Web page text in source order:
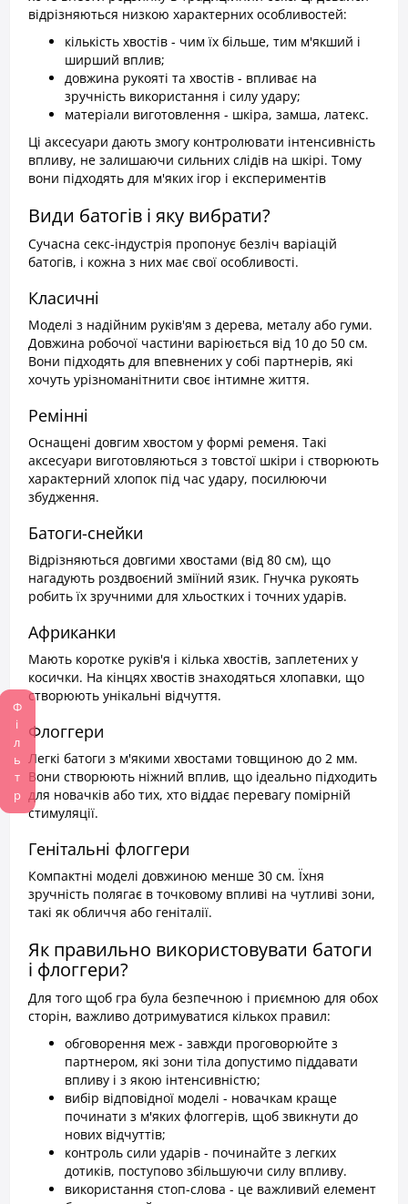
Фільтр
відрізняються низкою характерних особливостей:
кількість хвостів - чим їх більше, тим м'якший і
ширший вплив;
довжина рукояті та хвостів - впливає на
зручність використання і силу удару;
матеріали виготовлення - шкіра, замша, латекс.
Ці аксесуари дають змогу контролювати інтенсивність
впливу, не залишаючи сильних слідів на шкірі. Тому
вони підходять для м'яких ігор і експериментів
Види батогів і яку вибрати?
Сучасна секс-індустрія пропонує безліч варіацій
батогів, і кожна з них має свої особливості.
Класичні
Моделі з надійним руків'ям з дерева, металу або гуми.
Довжина робочої частини варіюється від 10 до 50 см.
Вони підходять для впевнених у собі партнерів, які
хочуть урізноманітнити своє інтимне життя.
Ремінні
Оснащені довгим хвостом у формі ременя. Такі
аксесуари виготовляються з товстої шкіри і створюють
характерний хлопок під час удару, посилюючи
збудження.
Батоги-снейки
Відрізняються довгими хвостами (від 80 см), що
нагадують роздвоєний зміїний язик. Гнучка рукоять
робить їх зручними для хльостких і точних ударів.
Африканки
Мають коротке руків'я і кілька хвостів, заплетених у
косички. На кінцях хвостів знаходяться хлопавки, що
створюють унікальні відчуття.
Флоггери
Легкі батоги з м'якими хвостами товщиною до 2 мм.
Вони створюють ніжний вплив, що ідеально підходить
для новачків або тих, хто віддає перевагу помірній
стимуляції.
Генітальні флоггери
Компактні моделі довжиною менше 30 см. Їхня
зручність полягає в точковому впливі на чутливі зони,
такі як обличчя або геніталії.
Як правильно використовувати батоги
і флоггери?
Для того щоб гра була безпечною і приємною для обох
сторін, важливо дотримуватися кількох правил:
обговорення меж - завжди проговорюйте з
партнером, які зони тіла допустимо піддавати
впливу і з якою інтенсивністю;
вибір відповідної моделі - новачкам краще
починати з м'яких флоггерів, щоб звикнути до
нових відчуттів;
контроль сили ударів - починайте з легких
дотиків, поступово збільшуючи силу впливу.
використання стоп-слова - це важливий елемент